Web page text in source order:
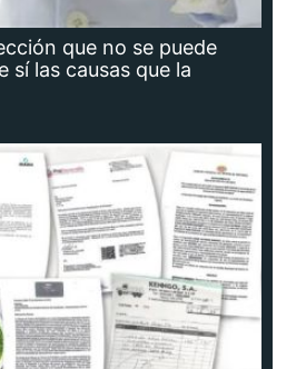
que no se puede
sí las causas que la